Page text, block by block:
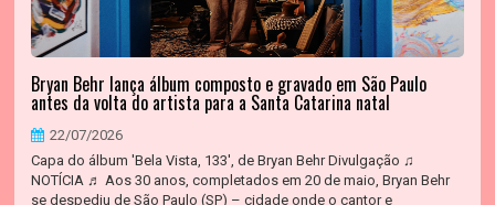
Bryan Behr lança álbum composto e gravado em São Paulo
antes da volta do artista para a Santa Catarina natal
22/07/2026
Capa do álbum 'Bela Vista, 133', de Bryan Behr Divulgação ♫
NOTÍCIA ♬ Aos 30 anos, completados em 20 de maio, Bryan Behr
se despediu de São Paulo (SP) – cidade onde o cantor e